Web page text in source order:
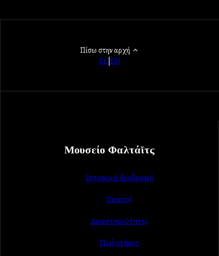
Πίσω στην αρχή
EL EN
Μουσείο Φαλτάϊτς
Ιστορική διαδρομή
Σκοποί
Δραστηριότητες
Πωλητήριο